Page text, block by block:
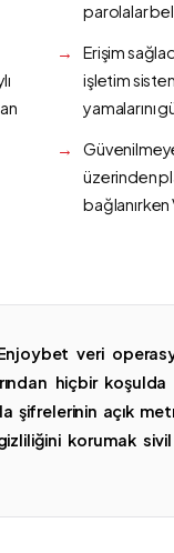
parolalar
Erişim
işletim
yamalarını
üzerinden
bağlanırken
veri
hiçbir
şifrelerinin açık
korumak